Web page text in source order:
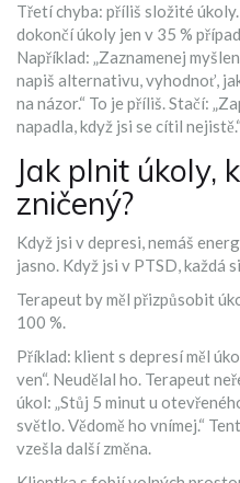
Třetí chyba: příliš složité
dokončí úkoly jen v 35 %
Například: „Zaznamenej
napiš alternativu, vyhodnoť,
na názor.“ To je příliš. Stačí:
napadla, když jsi se cítil nejistě.“
Jak plnit úkoly,
zničený?
Když jsi v depresi, nemáš
jasno. Když jsi v PTSD, každá
Terapeut by měl přizpůsobit
100 %.
Příklad: klient s depresí měl
ven“. Neudělal ho. Terapeut
úkol: „Stůj 5 minut u
světlo. Vědomě ho vnímej.“
vzešla další změna.